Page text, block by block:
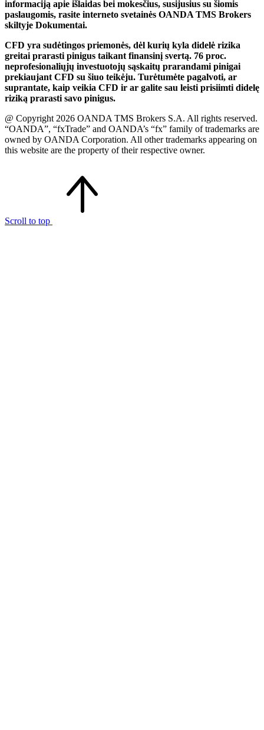
informaciją apie išlaidas bei mokesčius, susijusius su šiomis
paslaugomis, rasite interneto svetainės OANDA TMS Brokers
skiltyje Dokumentai.
CFD yra sudėtingos priemonės, dėl kurių kyla didelė rizika
greitai prarasti pinigus taikant finansinį svertą. 76 proc.
neprofesionaliųjų investuotojų sąskaitų prarandami pinigai
prekiaujant CFD su šiuo teikėju. Turėtumėte pagalvoti, ar
suprantate, kaip veikia CFD ir ar galite sau leisti prisiimti didelę
riziką prarasti savo pinigus.
@ Copyright 2026 OANDA TMS Brokers S.A. All rights reserved.
“OANDA”, “fxTrade” and OANDA’s “fx” family of trademarks are
owned by OANDA Corporation. All other trademarks appearing on
this website are the property of their respective owner.
Scroll to top